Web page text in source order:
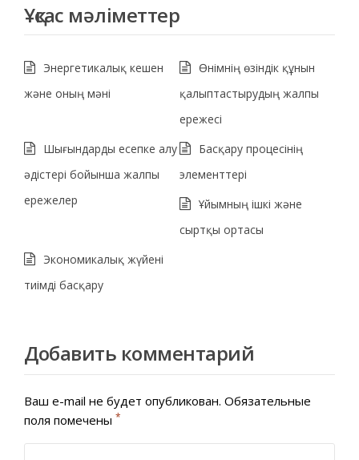
Ұқсас мәліметтер
Энергетикалық кешен
және оның мәні
Өнімнің өзіндік құнын
қалыптастырудың жалпы
ережесі
Шығындарды есепке алу
әдістері бойынша жалпы
ережелер
Басқару процесінің
элементтері
Ұйымның ішкі және
сыртқы ортасы
Экономикалық жүйені
тиімді басқару
Добавить комментарий
Ваш e-mail не будет опубликован. Обязательные
поля помечены *